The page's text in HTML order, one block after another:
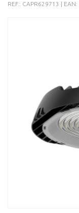
REF.: CAPR629713 | EAN: